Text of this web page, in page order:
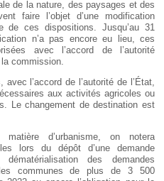
de la nature, des paysages et des
faire l’objet d’une modification
ces dispositions. Jusqu’au 31
n’a pas encore eu lieu, ces
avec l’accord de l’autorité
commission.
l’accord de l’autorité de l’État,
aux activités agricoles ou
Le changement de destination est
d’urbanisme, on notera
lors du dépôt d’une demande
des demandes
les communes de plus de 3 500